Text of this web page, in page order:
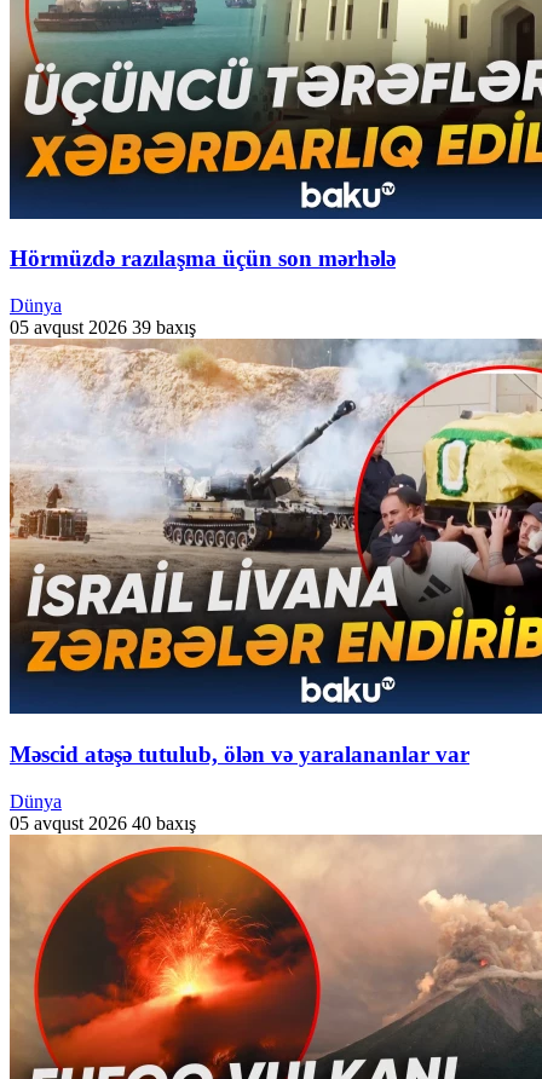
Hörmüzdə razılaşma üçün son mərhələ
Dünya
05 avqust 2026 39 baxış
Məscid atəşə tutulub, ölən və yaralananlar var
Dünya
05 avqust 2026 40 baxış